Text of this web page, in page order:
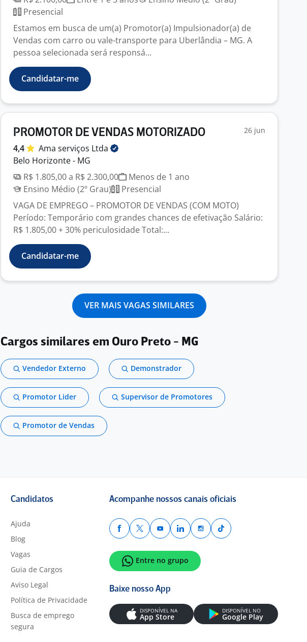
Presencial
Estamos em busca de um(a) Promotor(a) Impulsionador(a) de
Vendas com carro ou vale-transporte para Uberlândia – MG. A
pessoa selecionada será responsá...
Candidatar-me
PROMOTOR DE VENDAS MOTORIZADO 26 jun
4,4 Ama serviços Ltda
Belo Horizonte - MG
R$ 1.805,00 a R$ 2.300,00
Menos de 1 ano
Ensino Médio (2º Grau)
Presencial
VAGA DE EMPREGO – PROMOTOR DE VENDAS (COM MOTO)
Período: Temporário com grandes chances de efetivação Salário:
R$ 1.805,00 + 30% periculosidade Total:...
Candidatar-me
VER MAIS VAGAS SIMILARES
Cargos similares em Ouro Preto - MG
Vendedor Externo Demonstrador
Promotor Lider Supervisor de Promotores
Promotor de Vendas
Candidatos
Ajuda
Blog
Vagas
Guia de Cargos
Aviso Legal
Política de Privacidade
Busca de emprego
segura
Acompanhe nossos canais oficiais
Entre no grupo
Baixe nosso App
DISPONÍVEL NA
App Store
DISPONÍVEL NO
Google Play